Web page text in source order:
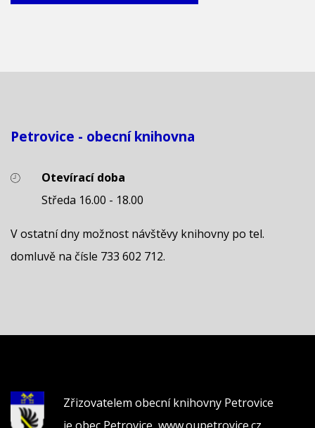
Petrovice - obecní knihovna
Otevírací doba
Středa 16.00 - 18.00
V ostatní dny možnost návštěvy knihovny po tel.
domluvě na čísle 733 602 712.
Zřizovatelem obecní knihovny Petrovice
je obec Petrovice, www.oupetrovice.cz